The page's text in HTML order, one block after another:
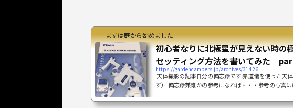
まずは庭から始めました
初心者なりに北極星が見えない時の
セッティング方法を書いてみた
https://gardencampers.jp/archives/31426
天体撮影の記事自分の備忘録です 赤道儀を使った天
ず） 備忘録兼誰かの参考になれば・・・参考の写真
齢と月の入出私のような素人が忘れがちになること